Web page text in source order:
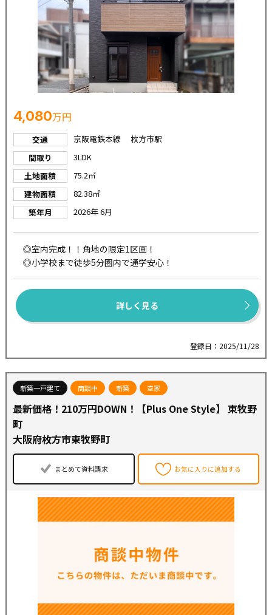
4,080万円
交通
京阪電鉄本線 枚方市駅
間取り
3LDK
土地面積
75.2㎡
建物面積
82.38㎡
築年月
2026年 6月
◎室内完成！！角地の限定1区画！
◎小学校まで徒歩5分圏内で通学安心！
詳しく見る
登録日：2025/11/28
新築一戸建て 商談中 新築 空家
最新価格！210万円DOWN！【Plus One Style】 東牧野
町
大阪府枚方市東牧野町
まとめて資料請求 お気に入りに追加する